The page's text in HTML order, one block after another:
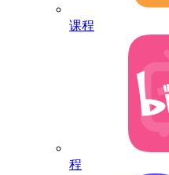
课程
程